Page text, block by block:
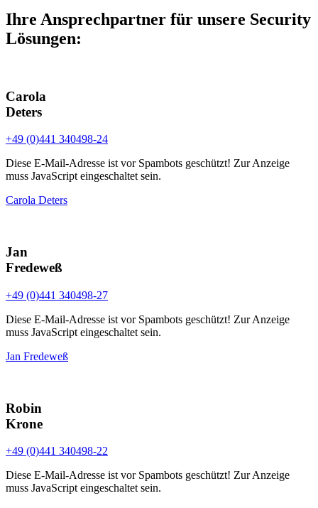
Ihre Ansprechpartner für unsere Security
Lösungen:
Carola
Deters
+49 (0)441 340498-24
Diese E-Mail-Adresse ist vor Spambots geschützt! Zur Anzeige
muss JavaScript eingeschaltet sein.
Carola Deters
Jan
Fredeweß
+49 (0)441 340498-27
Diese E-Mail-Adresse ist vor Spambots geschützt! Zur Anzeige
muss JavaScript eingeschaltet sein.
Jan Fredeweß
Robin
Krone
+49 (0)441 340498-22
Diese E-Mail-Adresse ist vor Spambots geschützt! Zur Anzeige
muss JavaScript eingeschaltet sein.